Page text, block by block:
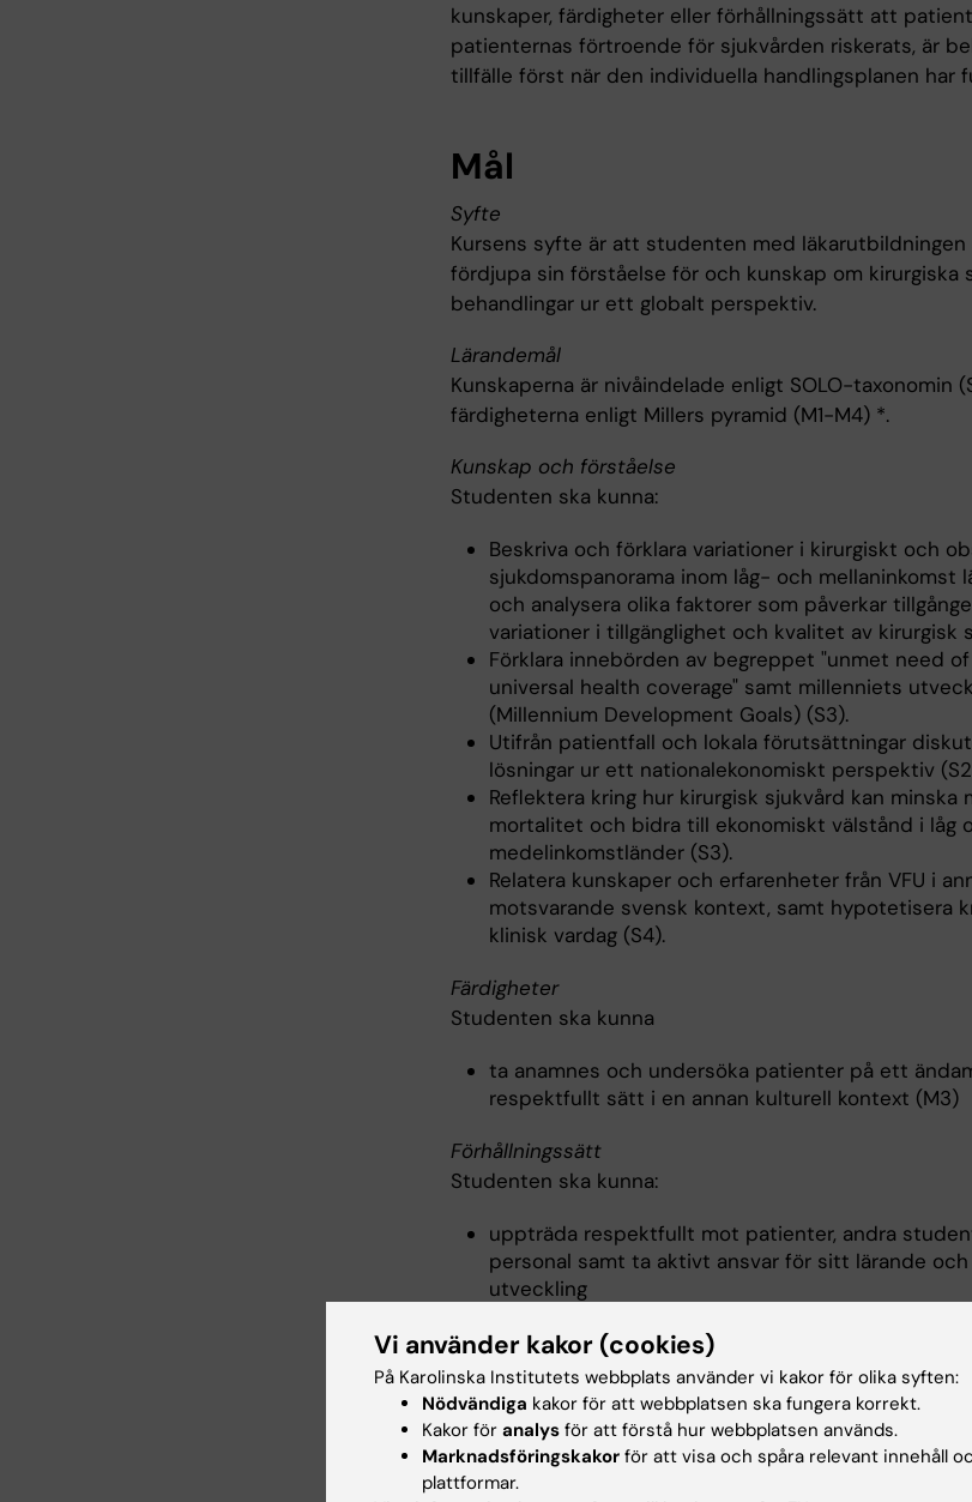
kunskaper, färdigheter eller förhållningssätt att
patienternas förtroende för sjukvården riskerats, är
tillfälle först när den individuella handlingsplanen har
Mål
Syfte
Kursens syfte är att studenten med läkarutbildningen
fördjupa sin förståelse för och kunskap om kirurgiska
behandlingar ur ett globalt perspektiv.
Lärandemål
Kunskaperna är nivåindelade enligt SOLO-taxonomin
färdigheterna enligt Millers pyramid (M1-M4) *.
Kunskap och förståelse
Studenten ska kunna:
Beskriva och förklara variationer i kirurgiskt och
sjukdomspanorama inom låg- och mellaninkomst
och analysera olika faktorer som påverkar
variationer i tillgänglighet och kvalitet av kirurgisk
Förklara innebörden av begreppet "unmet need
universal health coverage" samt millenniets
(Millennium Development Goals) (S3).
Utifrån patientfall och lokala förutsättningar
lösningar ur ett nationalekonomiskt perspektiv
Reflektera kring hur kirurgisk sjukvård kan
mortalitet och bidra till ekonomiskt välstånd i låg
medelinkomstländer (S3).
Relatera kunskaper och erfarenheter från VFU i
motsvarande svensk kontext, samt hypotetisera
klinisk vardag (S4).
Färdigheter
Studenten ska kunna
ta anamnes och undersöka patienter på ett
respektfullt sätt i en annan kulturell kontext (M3)
Förhållningssätt
Studenten ska kunna:
uppträda respektfullt mot patienter, andra
personal samt ta aktivt ansvar för sitt lärande
utveckling
Innehåll
I en alltmer internationaliserad värld behöver läkare
besitta kunskap om sjukdomspanoraman i andra
för svensk sjukvård. Global kirurgi ligger teoretiskt nära
Vi använder kakor (cookies)
På Karolinska Institutets webbplats använder vi kakor för olika syften:
Nödvändiga kakor för att webbplatsen ska fungera korrekt.
Kakor för analys för att förstå hur webbplatsen används.
Marknadsföringskakor för att visa och spåra relevant innehåll
plattformar.